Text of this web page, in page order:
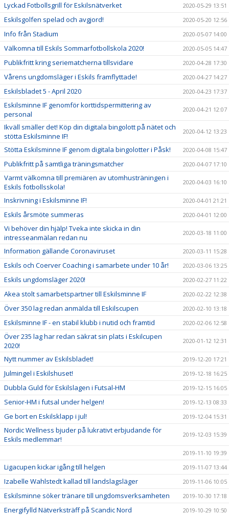
Lyckad Fotbollsgrill för Eskilsnätverket 2020-05-29 13:51
Eskilsgolfen spelad och avgjord! 2020-05-20 12:56
Info från Stadium 2020-05-07 14:00
Välkomna till Eskils Sommarfotbollskola 2020! 2020-05-05 14:47
Publikfritt kring seriematcherna tillsvidare 2020-04-28 17:30
Vårens ungdomsläger i Eskils framflyttade! 2020-04-27 14:27
Eskilsbladet 5 - April 2020 2020-04-23 17:37
Eskilsminne IF genomför korttidspermittering av
personal
2020-04-21 12:07
Ikväll smäller det! Köp din digitala bingolott på nätet och
stötta Eskilsminne IF!
2020-04-12 13:23
Stötta Eskilsminne IF genom digitala bingolotter i Påsk! 2020-04-08 15:47
Publikfritt på samtliga träningsmatcher 2020-04-07 17:10
Varmt välkomna till premiären av utomhusträningen i
Eskils fotbollsskola!
2020-04-03 16:10
Inskrivning i Eskilsminne IF! 2020-04-01 21:21
Eskils årsmöte summeras 2020-04-01 12:00
Vi behöver din hjälp! Tveka inte skicka in din
intresseanmälan redan nu
2020-03-18 11:00
Information gällande Coronaviruset 2020-03-11 15:28
Eskils och Coerver Coaching i samarbete under 10 år! 2020-03-06 13:25
Eskils ungdomsläger 2020! 2020-02-27 11:22
Akea stolt samarbetspartner till Eskilsminne IF 2020-02-22 12:38
Över 350 lag redan anmälda till Eskilscupen 2020-02-10 13:18
Eskilsminne IF - en stabil klubb i nutid och framtid 2020-02-06 12:58
Över 235 lag har redan säkrat sin plats i Eskilcupen
2020!
2020-01-12 12:31
Nytt nummer av Eskilsbladet! 2019-12-20 17:21
Julmingel i Eskilshuset! 2019-12-18 16:25
Dubbla Guld för Eskilslagen i Futsal-HM 2019-12-15 16:05
Senior-HM i futsal under helgen! 2019-12-13 08:33
Ge bort en Eskilsklapp i jul! 2019-12-04 15:31
Nordic Wellness bjuder på lukrativt erbjudande för
Eskils medlemmar!
2019-12-03 15:39
2019-11-10 19:39
Ligacupen kickar igång till helgen 2019-11-07 13:44
Izabelle Wahlstedt kallad till landslagsläger 2019-11-06 10:05
Eskilsminne söker tränare till ungdomsverksamheten 2019-10-30 17:18
Energifylld Nätverksträff på Scandic Nord 2019-10-29 10:50